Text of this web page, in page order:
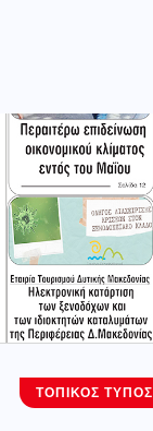
ΤΟΠΙΚΌΣ ΤΎΠΟΣ